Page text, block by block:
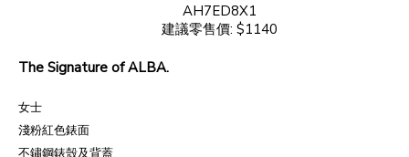
AH7ED8X1
建議零售價: $1140
The Signature of ALBA.
女士
淺粉紅色錶面
不鏽鋼錶殼及背蓋